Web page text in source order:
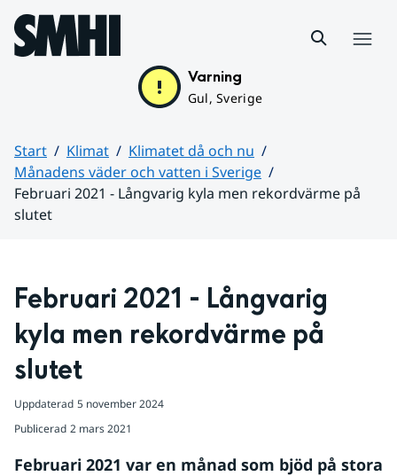
Hoppa till sidans innehåll
Varning
Gul, Sverige
Start Klimat
Klimatet då och nu
Månadens väder och vatten i Sverige
Februari 2021 - Långvarig kyla men rekordvärme på
slutet
Februari 2021 - Långvarig
kyla men rekordvärme på
slutet
Uppdaterad 5 november 2024
Publicerad 2 mars 2021
Februari 2021 var en månad som bjöd på stora